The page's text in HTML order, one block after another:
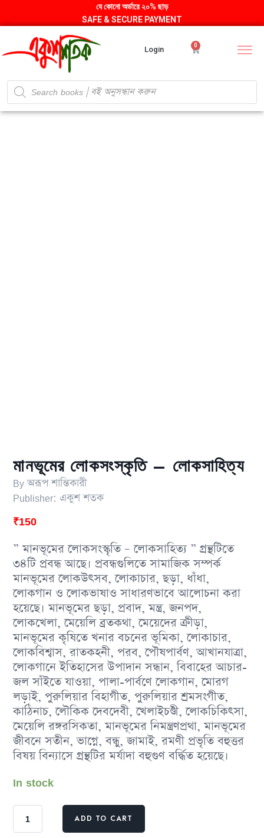
যে কোনো অর্ডারে ২০% ছাড়
SAFE & SECURE PAYMENT
Login 0
মানভূমের লোকসংস্কৃতি – লোকসাহিত্য
Byঅরূপ শান্তিকারী
Publisher: একুশ শতক
₹150
” মানভূমের লোকসংস্কৃতি – লোকসাহিত্য ” গ্রন্থটিতে
৩৪টি প্রবন্ধ আছে। প্রবন্ধগুলিতে সামাজিক সম্পর্ক
মানভূমের লোকউৎসব, লোকাচার, ছড়া, ধাঁধা,
লোকগান ও লোকভাষাও সাধারণভাবে আলোচনা করা
হয়েছে। মানভূমের ছড়া, প্রবাদ, মন্ত্র, জনপদ,
লোকখেলা, মেয়েলি ব্রতকথা, মেয়েদের ক্রীড়া,
মানভূমের কৃষিতে খনার বচনের ভূমিকা, লোকাচার,
লোকবিশ্বাস, রাতকহনী, পরব, পৌষপার্বণ, আখানযাত্রা,
লোকগানে ইতিহাসের উপাদান সন্ধান, বিবাহের আচার-
জল সাঁইতে যাওয়া, পালা-পার্বণে লোকগান, মোরগ
লড়াই, পুরুলিয়ার বিহাগীত, পুরুলিয়ার শ্রমসংগীত,
কাঠিনাচ, লৌকিক দেবদেবী, খেলাইচণ্ডী, লোকচিকিৎসা,
মেয়েলি রঙ্গরসিকতা, মানভূমের নিমন্ত্রণপ্রথা, মানভূমের
জীবনে সতীন, ভাগ্নে, বন্ধু, জামাই, রমণী প্রভৃতি বহুত্তর
বিষয় বিন্যাসে গ্রন্থটির মর্যাদা বহুগুণ বৰ্দ্ধিত হয়েছে।
In stock
ADD TO CART